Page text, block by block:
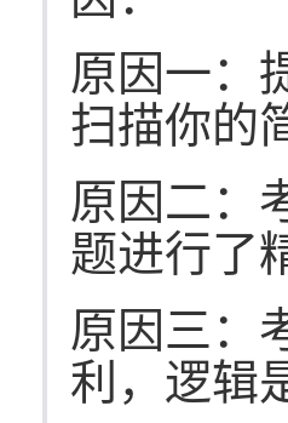
原因一：
扫描你的
原因二：
题进行了
原因三：
利，逻辑